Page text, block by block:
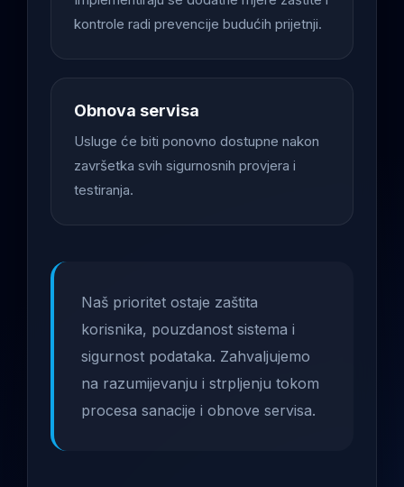
kontrole radi prevencije budućih prijetnji.
Obnova servisa
Usluge će biti ponovno dostupne nakon
završetka svih sigurnosnih provjera i
testiranja.
Naš prioritet ostaje zaštita
korisnika, pouzdanost sistema i
sigurnost podataka. Zahvaljujemo
na razumijevanju i strpljenju tokom
procesa sanacije i obnove servisa.